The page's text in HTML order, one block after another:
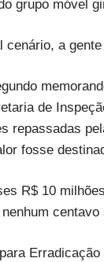
grupo móvel
a
de
repassadas
fosse
R$ 10